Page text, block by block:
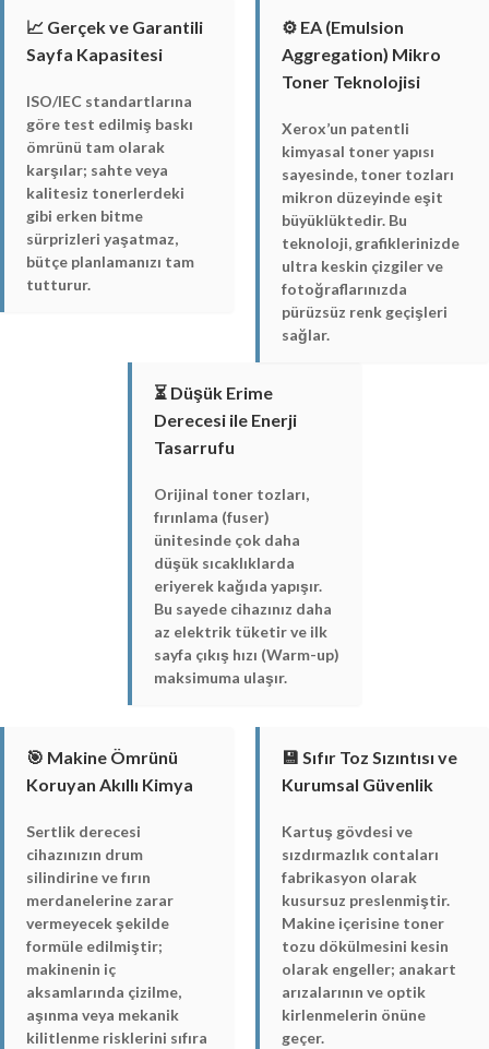
📈 Gerçek ve Garantili
Sayfa Kapasitesi
ISO/IEC standartlarına
göre test edilmiş baskı
ömrünü tam olarak
karşılar; sahte veya
kalitesiz tonerlerdeki
gibi erken bitme
sürprizleri yaşatmaz,
bütçe planlamanızı tam
tutturur.
⚙️ EA (Emulsion
Aggregation) Mikro
Toner Teknolojisi
Xerox’un patentli
kimyasal toner yapısı
sayesinde, toner tozları
mikron düzeyinde eşit
büyüklüktedir. Bu
teknoloji, grafiklerinizde
ultra keskin çizgiler ve
fotoğraflarınızda
pürüzsüz renk geçişleri
sağlar.
⏳ Düşük Erime
Derecesi ile Enerji
Tasarrufu
Orijinal toner tozları,
fırınlama (fuser)
ünitesinde çok daha
düşük sıcaklıklarda
eriyerek kağıda yapışır.
Bu sayede cihazınız daha
az elektrik tüketir ve ilk
sayfa çıkış hızı (Warm-up)
maksimuma ulaşır.
🎯 Makine Ömrünü
Koruyan Akıllı Kimya
Sertlik derecesi
cihazınızın drum
silindirine ve fırın
merdanelerine zarar
vermeyecek şekilde
formüle edilmiştir;
makinenin iç
aksamlarında çizilme,
aşınma veya mekanik
kilitlenme risklerini sıfıra
💾 Sıfır Toz Sızıntısı ve
Kurumsal Güvenlik
Kartuş gövdesi ve
sızdırmazlık contaları
fabrikasyon olarak
kusursuz preslenmiştir.
Makine içerisine toner
tozu dökülmesini kesin
olarak engeller; anakart
arızalarının ve optik
kirlenmelerin önüne
geçer.